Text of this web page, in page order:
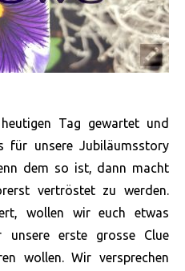
Tag gewartet und
für unsere Jubiläumsstory
dem so ist, dann macht
vertröstet zu werden.
wollen wir euch etwas
unsere erste grosse Clue
wollen. Wir versprechen